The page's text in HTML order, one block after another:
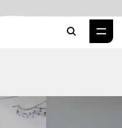
Zoeken